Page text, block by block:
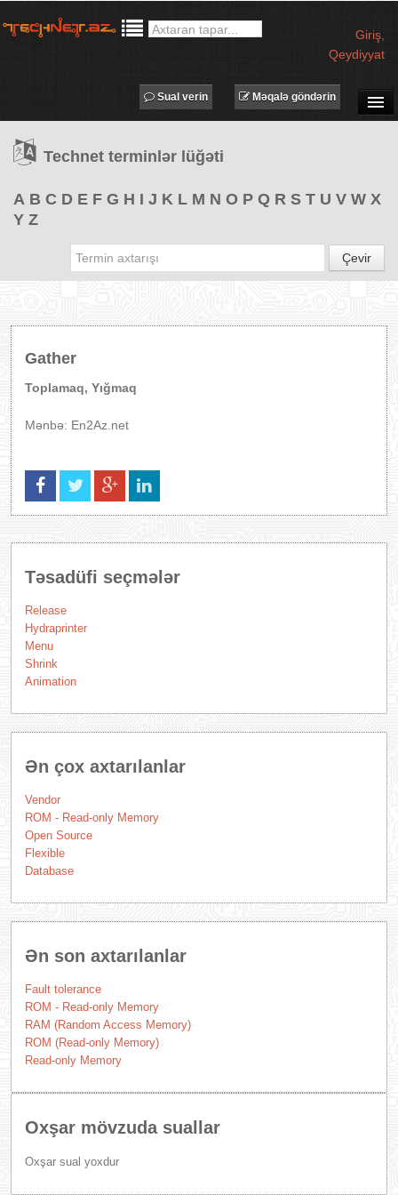
Giriş
Qeydiyyat
TƏDBİRLƏR
PROQRAMLAR
Məqalə göndərin
Sual verin
Technet terminlər lüğəti
A B C D E F G H I J K L M N O P Q R S T U V W X
Y Z
Çevir
Gather
Toplamaq, Yığmaq
Mənbə: En2Az.net
Təsadüfi seçmələr
Release
Hydraprinter
Menu
Shrink
Animation
Ən çox axtarılanlar
Vendor
ROM - Read-only Memory
Open Source
Flexible
Database
Ən son axtarılanlar
Fault tolerance
ROM - Read-only Memory
RAM (Random Access Memory)
ROM (Read-only Memory)
Read-only Memory
Oxşar mövzuda suallar
Oxşar sual yoxdur